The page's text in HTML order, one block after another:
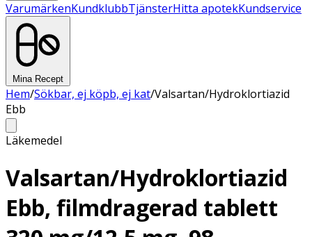
VarumärkenKundklubbTjänsterHitta apotekKundservice
Mina Recept
Hem/Sökbar, ej köpb, ej kat/Valsartan/Hydroklortiazid
Ebb
Läkemedel
Valsartan/Hydroklortiazid
Ebb, filmdragerad tablett